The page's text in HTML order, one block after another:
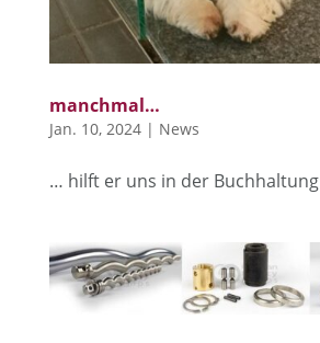
manchmal…
Jan. 10, 2024| News
… hilft er uns in der Buchhaltung